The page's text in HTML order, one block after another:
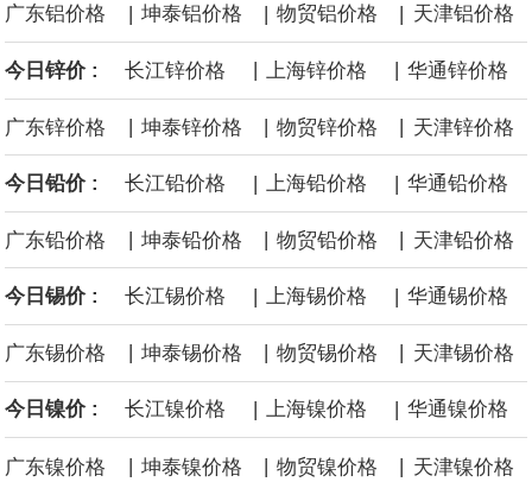
INC）：CBOE 欧洲清算所将于 8 月 24 日起，将证券融资交易清算
业务拓展至固定收益品类。
广东铝价格 | 坤泰铝价格 | 物贸铝价格 | 天津铝价格
今日锌价 : 长江锌价格 上海锌价格 华通锌价格
广东锌价格 | 坤泰锌价格 | 物贸锌价格 | 天津锌价格
今日铅价 : 长江铅价格 | 上海铅价格 | 华通铅价格
广东铅价格 坤泰铅价格 物贸铅价格 天津铅价格
今日锡价 : 长江锡价格 | 上海锡价格 | 华通锡价格
广东锡价格 坤泰锡价格 物贸锡价格 天津锡价格
今日镍价 : 长江镍价格 | 上海镍价格 | 华通镍价格
广东镍价格 | 坤泰镍价格 | 物贸镍价格 | 天津镍价格